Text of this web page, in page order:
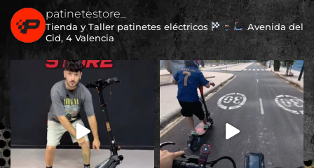
patinetestore_
Tienda y Taller patinetes eléctricos
Avenida del
Cid, 4 Valencia